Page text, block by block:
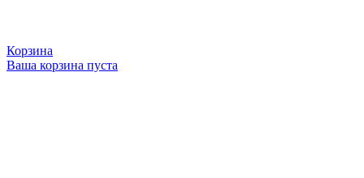
Корзина
Ваша корзина пуста